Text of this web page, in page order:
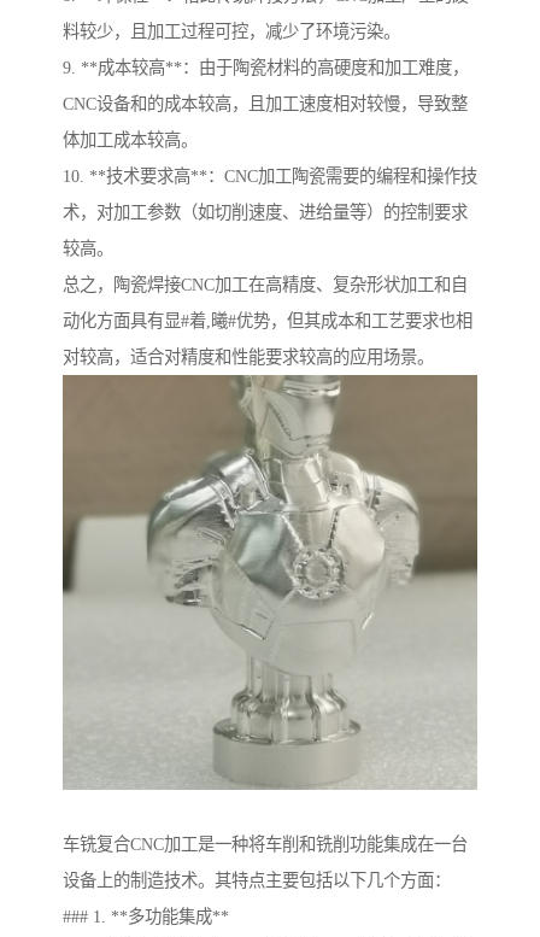
料较少，且加工过程可控，减少了环境污染。
9. **成本较高**：由于陶瓷材料的高硬度和加工难度，
CNC设备和的成本较高，且加工速度相对较慢，导致整
体加工成本较高。
10. **技术要求高**：CNC加工陶瓷需要的编程和操作技
术，对加工参数（如切削速度、进给量等）的控制要求
较高。
总之，陶瓷焊接CNC加工在高精度、复杂形状加工和自
动化方面具有显#着,曦#优势，但其成本和工艺要求也相
对较高，适合对精度和性能要求较高的应用场景。
车铣复合CNC加工是一种将车削和铣削功能集成在一台
设备上的制造技术。其特点主要包括以下几个方面：
### 1. **多功能集成**